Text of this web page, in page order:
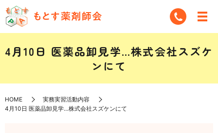
4月10日 医薬品卸見学…株式会社スズケ
ンにて
HOME
実務実習活動内容
4月10日 医薬品卸見学…株式会社スズケンにて